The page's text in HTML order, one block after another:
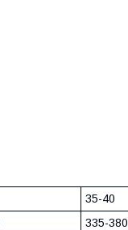
35-40
335-380